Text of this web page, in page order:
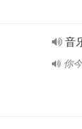
音
你